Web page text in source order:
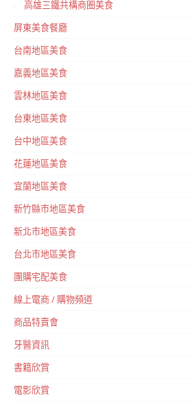
高雄三鐵共構商圈美食
屏東美食餐廳
台南地區美食
嘉義地區美食
雲林地區美食
台東地區美食
台中地區美食
花蓮地區美食
宜蘭地區美食
新竹縣市地區美食
新北市地區美食
台北市地區美食
團購宅配美食
線上電商 / 購物頻道
商品特賣會
牙醫資訊
書籍欣賞
電影欣賞